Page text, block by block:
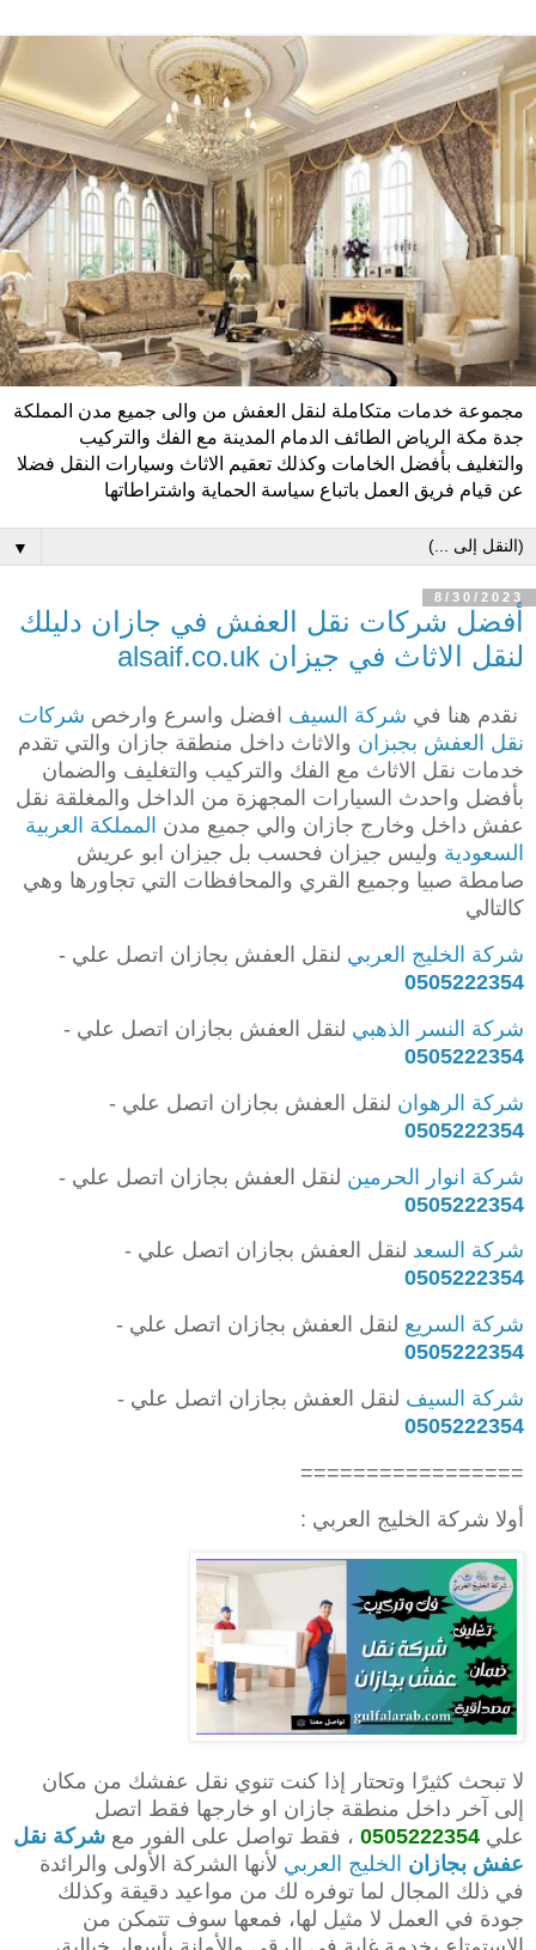
مجموعة خدمات متكاملة لنقل العفش من والى جميع مدن المملكة
جدة مكة الرياض الطائف الدمام المدينة مع الفك والتركيب
والتغليف بأفضل الخامات وكذلك تعقيم الاثاث وسيارات النقل فضلا
عن قيام فريق العمل باتباع سياسة الحماية واشتراطاتها
▼
8/30/2023
أفضل شركات نقل العفش في جازان دليلك
لنقل الاثاث في جيزان alsaif.co.uk
نقدم هنا في شركة السيف افضل واسرع وارخص شركات
نقل العفش بجبزان والاثاث داخل منطقة جازان والتي تقدم
خدمات نقل الاثاث مع الفك والتركيب والتغليف والضمان
بأفضل واحدث السيارات المجهزة من الداخل والمغلقة نقل
عفش داخل وخارج جازان والي جميع مدن المملكة العربية
السعودية وليس جيزان فحسب بل جيزان ابو عريش
صامطة صبيا وجميع القري والمحافظات التي تجاورها وهي
كالتالي
شركة الخليج العربي لنقل العفش بجازان اتصل علي -
0505222354
شركة النسر الذهبي لنقل العفش بجازان اتصل علي -
0505222354
شركة الرهوان لنقل العفش بجازان اتصل علي -
0505222354
شركة انوار الحرمين لنقل العفش بجازان اتصل علي -
0505222354
شركة السعد لنقل العفش بجازان اتصل علي -
0505222354
شركة السريع لنقل العفش بجازان اتصل علي -
0505222354
شركة السيف لنقل العفش بجازان اتصل علي -
0505222354
=================
أولا شركة الخليج العربي :
لا تبحث كثيرًا وتحتار إذا كنت تنوي نقل عفشك من مكان
إلى آخر داخل منطقة جازان او خارجها فقط اتصل
علي 0505222354 ، فقط تواصل على الفور مع شركة نقل
عفش بجازان الخليج العربي لأنها الشركة الأولى والرائدة
في ذلك المجال لما توفره لك من مواعيد دقيقة وكذلك
جودة في العمل لا مثيل لها، فمعها سوف تتمكن من